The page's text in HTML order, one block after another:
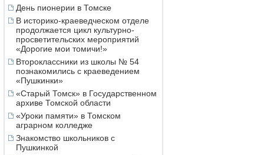
День пионерии в Томске
В историко-краеведческом отделе
продолжается цикл культурно-
просветительских мероприятий
«Дорогие мои томичи!»
Второклассники из школы № 54
познакомились с краеведением
«Пушкинки»
«Старый Томск» в Государственном
архиве Томской области
«Уроки памяти» в Томском
аграрном колледже
Знакомство школьников с
Пушкинкой